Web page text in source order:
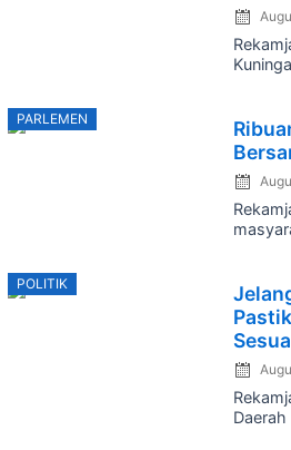
PARLEMEN
on
POLITIK
on